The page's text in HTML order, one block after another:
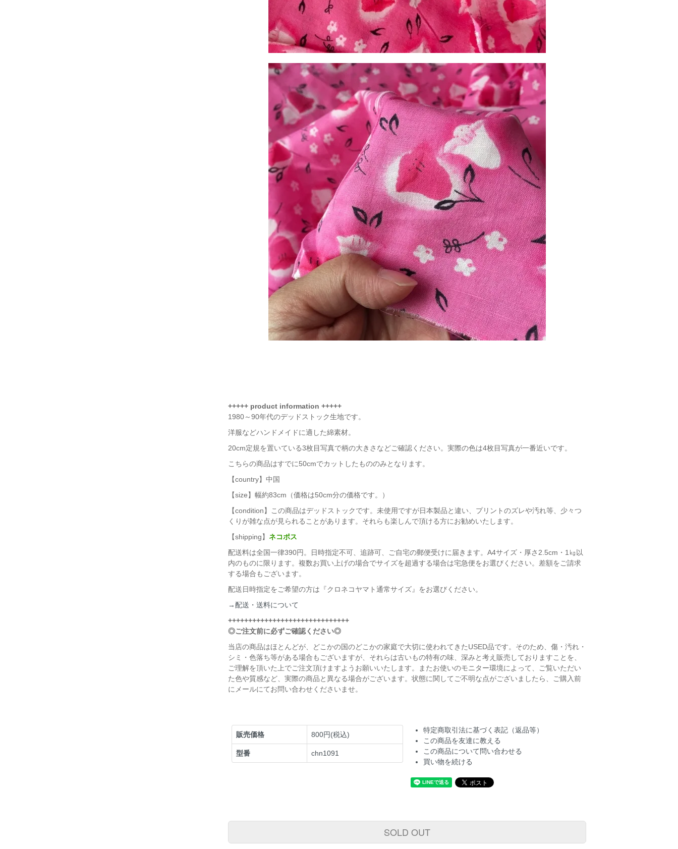
+++++ product information +++++
1980～90年代のデッドストック生地です。
洋服などハンドメイドに適した綿素材。
20cm定規を置いている3枚目写真で柄の大きさなどご確認ください。実際の色は4枚目写真が一番近いです。
こちらの商品はすでに50cmでカットしたもののみとなります。
【country】中国
【size】幅約83cm（価格は50cm分の価格です。）
【condition】この商品はデッドストックです。未使用ですが日本製品と違い、プリントのズレや汚れ等、少々つ
くりが雑な点が見られることがあります。それらも楽しんで頂ける方にお勧めいたします。
【shipping】 ネコポス
配送料は全国一律390円。日時指定不可、追跡可、ご自宅の郵便受けに届きます。A4サイズ・厚さ2.5cm・1㎏以
内のものに限ります。複数お買い上げの場合でサイズを超過する場合は宅急便をお選びください。差額をご請求
する場合もございます。
配送日時指定をご希望の方は『クロネコヤマト通常サイズ』をお選びください。
→配送・送料について
++++++++++++++++++++++++++++++
◎ご注文前に必ずご確認ください◎
当店の商品はほとんどが、どこかの国のどこかの家庭で大切に使われてきたUSED品です。そのため、傷・汚れ・
シミ・色落ち等がある場合もございますが、それらは古いもの特有の味、深みと考え販売しておりますことを、
ご理解を頂いた上でご注文頂けますようお願いいたします。またお使いのモニター環境によって、ご覧いただい
た色や質感など、実際の商品と異なる場合がございます。状態に関してご不明な点がございましたら、ご購入前
にメールにてお問い合わせくださいませ。
販売価格 800円(税込)
型番 chn1091
特定商取引法に基づく表記（返品等）
この商品を友達に教える
この商品について問い合わせる
買い物を続ける
SOLD OUT